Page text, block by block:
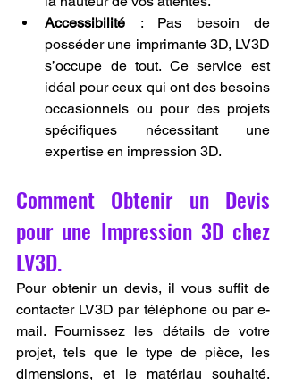
Accessibilité : Pas besoin de
posséder une imprimante 3D, LV3D
s’occupe de tout. Ce service est
idéal pour ceux qui ont des besoins
occasionnels ou pour des projets
spécifiques nécessitant une
expertise en impression 3D.
Comment Obtenir un Devis
pour une Impression 3D chez
LV3D.
Pour obtenir un devis, il vous suffit de
contacter LV3D par téléphone ou par e-
mail. Fournissez les détails de votre
projet, tels que le type de pièce, les
dimensions, et le matériau souhaité.